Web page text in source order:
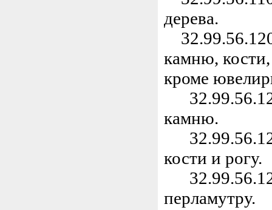
дерева.
камню,
кроме
камню.
кости и рогу.
перламутру.